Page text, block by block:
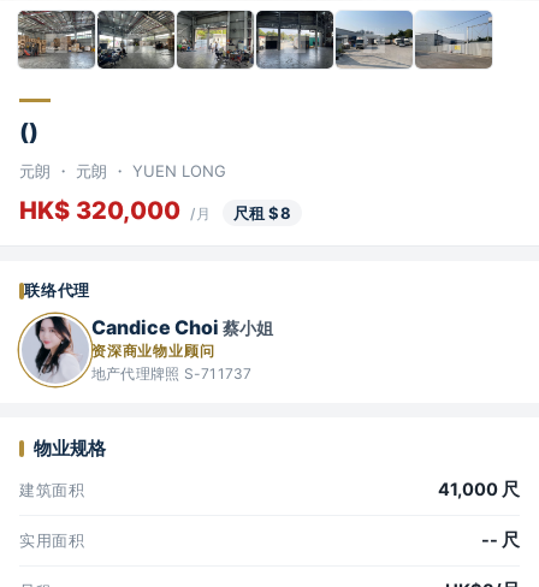
()
元朗 ・ 元朗 ・ YUEN LONG
HK$ 320,000 /月 尺租 $8
联络代理
Candice Choi 蔡小姐
资深商业物业顾问
地产代理牌照 S-711737
物业规格
建筑面积 41,000 尺
实用面积 -- 尺